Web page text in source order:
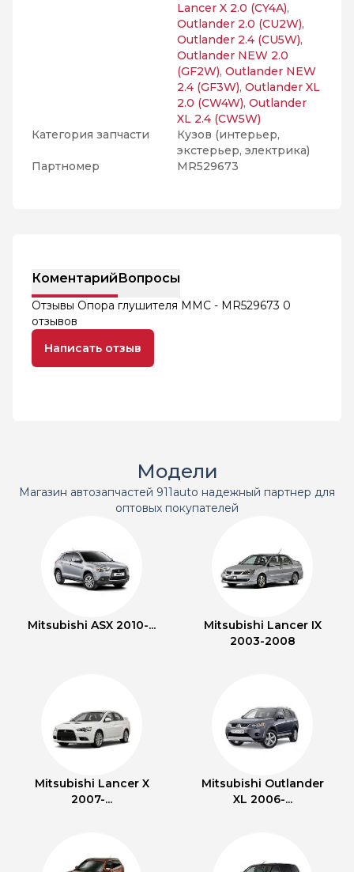
Lancer X 2.0 (CY4A),
Outlander 2.0 (CU2W),
Outlander 2.4 (CU5W),
Outlander NEW 2.0
(GF2W), Outlander NEW
2.4 (GF3W), Outlander XL
2.0 (CW4W), Outlander
XL 2.4 (CW5W)
Категория запчасти
Кузов (интерьер,
экстерьер, электрика)
Партномер
MR529673
КоментарийВопросы
Отзывы Опора глушителя MMC - MR529673 0
отзывов
Написать отзыв
Модели
Магазин автозапчастей 911auto надежный партнер для
оптовых покупателей
Mitsubishi ASX 2010-...
Mitsubishi Lancer IX
2003-2008
Mitsubishi Lancer X
2007-...
Mitsubishi Outlander
XL 2006-...